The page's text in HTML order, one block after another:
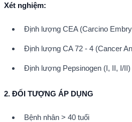
Xét nghiệm:
Định lượng CEA (Carcino
Định lượng CA 72 - 4 (Cancer
Định lượng Pepsinogen (I, II, I/II)
2. ĐỐI TƯỢNG ÁP DỤNG
Bệnh nhân > 40 tuổi